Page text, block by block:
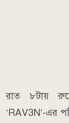
রাত ৮টায়
‘RAV3N’-এর